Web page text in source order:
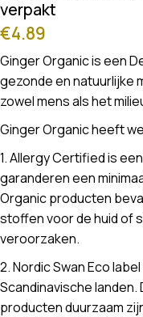
verpakt
€4.89
Ginger Organic is een
gezonde en natuurlijke
zowel mens als het
Ginger Organic heeft
1. Allergy Certified is
garanderen een
Organic producten
stoffen voor de huid of
veroorzaken.
2. Nordic Swan Eco
Scandinavische
producten duurzaam